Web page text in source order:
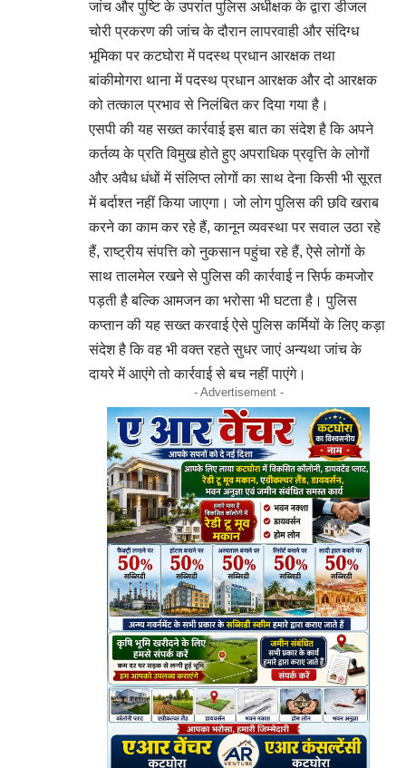
जांच और पुष्टि के उपरांत पुलिस अधीक्षक के द्वारा डीजल
चोरी प्रकरण की जांच के दौरान लापरवाही और संदिग्ध
भूमिका पर कटघोरा में पदस्थ प्रधान आरक्षक तथा
बांकीमोगरा थाना में पदस्थ प्रधान आरक्षक और दो आरक्षक
को तत्काल प्रभाव से निलंबित कर दिया गया है।
एसपी की यह सख्त कार्रवाई इस बात का संदेश है कि अपने
कर्तव्य के प्रति विमुख होते हुए अपराधिक प्रवृत्ति के लोगों
और अवैध धंधों में संलिप्त लोगों का साथ देना किसी भी सूरत
में बर्दाश्त नहीं किया जाएगा। जो लोग पुलिस की छवि खराब
करने का काम कर रहे हैं, कानून व्यवस्था पर सवाल उठा रहे
हैं, राष्ट्रीय संपत्ति को नुकसान पहुंचा रहे हैं, ऐसे लोगों के
साथ तालमेल रखने से पुलिस की कार्रवाई न सिर्फ कमजोर
पड़ती है बल्कि आमजन का भरोसा भी घटता है। पुलिस
कप्तान की यह सख्त करवाई ऐसे पुलिस कर्मियों के लिए कड़ा
संदेश है कि वह भी वक्त रहते सुधर जाएं अन्यथा जांच के
दायरे में आएंगे तो कार्रवाई से बच नहीं पाएंगे।
- Advertisement -